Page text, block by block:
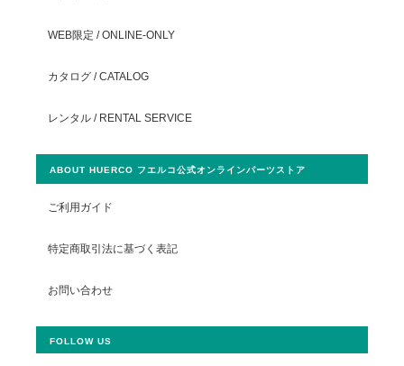
WEB限定 / ONLINE-ONLY
カタログ / CATALOG
レンタル / RENTAL SERVICE
ABOUT HUERCO フエルコ公式オンラインパーツストア
ご利用ガイド
特定商取引法に基づく表記
お問い合わせ
FOLLOW US